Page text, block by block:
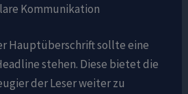
Kommunikation
Hauptüberschrift sollte eine
stehen. Diese bietet die
der Leser weiter zu